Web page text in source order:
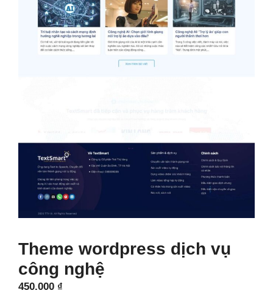
Theme wordpress dịch vụ
công nghệ
450.000 ₫